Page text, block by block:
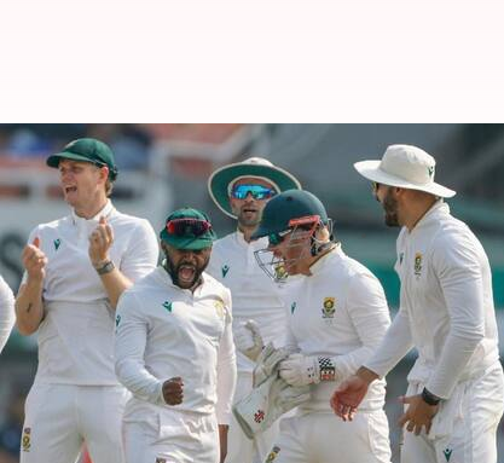
முதல் டெஸ்ட் போட்டியில்
ரன்கள் வித்தியாசத்தில்
எழுதியவர் Sekar Chinnappan Nov 16, 2025 03:16 pm
செய்தி முன்னோட்டம்
நடப்பு உலகடெஸ்ட் சாம்பியன்ஷிப்
மைதானத்தில் நடைபெற்ற
பெற்று, தொடரில் 1-0 என முன்னிலை
டாஸ் வென்ற தென்னாப்பிரிக்கா